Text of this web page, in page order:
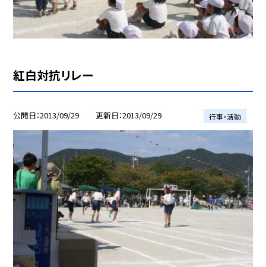
紅白対抗リレー
公開日 2013/09/29 更新日 2013/09/29 行事・活動